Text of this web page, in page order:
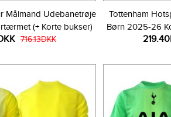
Målmand Udebanetrøje
(+ Korte bukser)
716.13DKK
Tottenham
Børn 2025-26